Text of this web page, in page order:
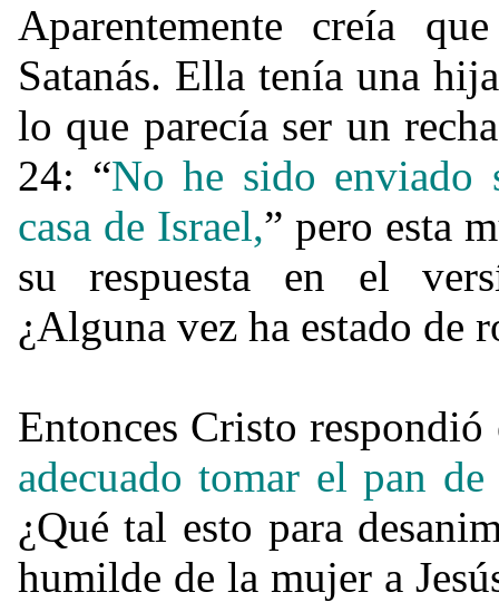
Aparentemente creía
Satanás. Ella tenía una
lo que parecía ser un
24: “No he sido enviado
casa de Israel,” pero esta
su respuesta en el
¿Alguna vez ha estado de
Entonces Cristo
adecuado tomar el pan
¿Qué tal esto para
humilde de la mujer a